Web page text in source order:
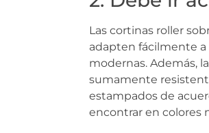
Las cortinas roller
adapten fácilmente a
modernas. Además,
sumamente
estampados de
encontrar en colores